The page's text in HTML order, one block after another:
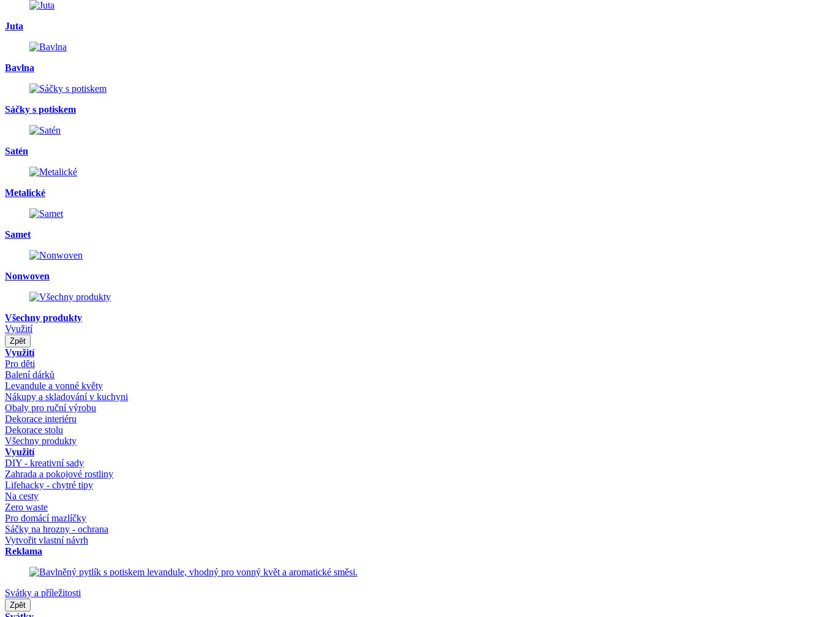
Juta
Bavlna
Sáčky s potiskem
Satén
Metalické
Samet
Nonwoven
Všechny produkty
Využití
Zpět
Využití
Pro děti
Balení dárků
Levandule a vonné květy
Nákupy a skladování v kuchyni
Obaly pro ruční výrobu
Dekorace interiéru
Dekorace stolu
Všechny produkty
Využití
DIY - kreativní sady
Zahrada a pokojové rostliny
Lifehacky - chytré tipy
Na cesty
Zero waste
Pro domácí mazlíčky
Sáčky na hrozny - ochrana
Vytvořit vlastní návrh
Reklama
Svátky a příležitosti
Zpět